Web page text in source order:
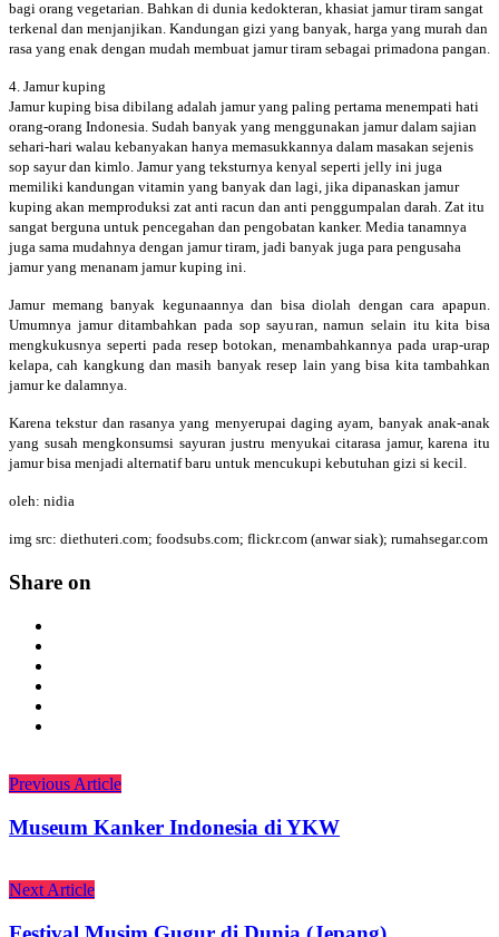
bagi orang vegetarian. Bahkan di dunia kedokteran, khasiat jamur tiram sangat
terkenal dan menjanjikan. Kandungan gizi yang banyak, harga yang murah dan
rasa yang enak dengan mudah membuat jamur tiram sebagai primadona pangan.
4. Jamur kuping
Jamur kuping bisa dibilang adalah jamur yang paling pertama menempati hati
orang-orang Indonesia. Sudah banyak yang menggunakan jamur dalam sajian
sehari-hari walau kebanyakan hanya memasukkannya dalam masakan sejenis
sop sayur dan kimlo. Jamur yang teksturnya kenyal seperti jelly ini juga
memiliki kandungan vitamin yang banyak dan lagi, jika dipanaskan jamur
kuping akan memproduksi zat anti racun dan anti penggumpalan darah. Zat itu
sangat berguna untuk pencegahan dan pengobatan kanker. Media tanamnya
juga sama mudahnya dengan jamur tiram, jadi banyak juga para pengusaha
jamur yang menanam jamur kuping ini.
Jamur memang banyak kegunaannya dan bisa diolah dengan cara apapun.
Umumnya jamur ditambahkan pada sop sayuran, namun selain itu kita bisa
mengkukusnya seperti pada resep botokan, menambahkannya pada urap-urap
kelapa, cah kangkung dan masih banyak resep lain yang bisa kita tambahkan
jamur ke dalamnya.
Karena tekstur dan rasanya yang menyerupai daging ayam, banyak anak-anak
yang susah mengkonsumsi sayuran justru menyukai citarasa jamur, karena itu
jamur bisa menjadi alternatif baru untuk mencukupi kebutuhan gizi si kecil.
oleh: nidia
img src: diethuteri.com; foodsubs.com; flickr.com (anwar siak); rumahsegar.com
Share on
Previous Article
Museum Kanker Indonesia di YKW
Next Article